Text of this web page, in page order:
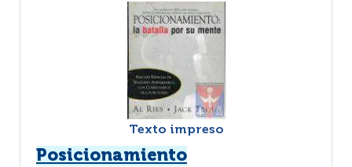
Texto impreso
Posicionamiento